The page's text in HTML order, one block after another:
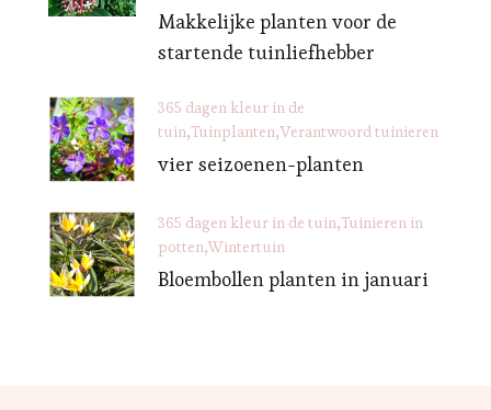
Makkelijke planten voor de
startende tuinliefhebber
365 dagen kleur in de
tuin Tuinplanten Verantwoord tuinieren
vier seizoenen-planten
365 dagen kleur in de tuin Tuinieren in
potten Wintertuin
Bloembollen planten in januari